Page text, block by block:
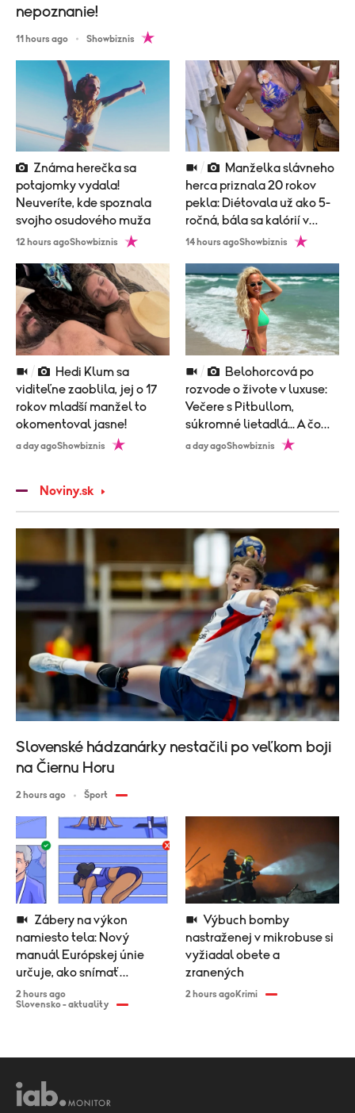
nepoznanie!
11 hours ago Showbiznis
potajomky vydala!
Neuveríte, kde spoznala
svojho osudového muža
12 hours agoShowbiznis
herca priznala 20 rokov
pekla: Diétovala už ako 5-
ročná, bála sa kalórií v
zubnej paste!
14 hours agoShowbiznis
viditeľne zaoblila, jej o 17
rokov mladší manžel to
okomentoval jasne!
a day agoShowbiznis
rozvode o živote v luxuse:
Večere s Pitbullom,
súkromné lietadlá... A čo
nová láska?
a day agoShowbiznis
Noviny.sk
namiesto tela: Nový
manuál Európskej únie
určuje, ako snímať
športovkyne
2 hours ago
Slovensko - aktuality
nastraženej v mikrobuse si
vyžiadal obete a
zranených
2 hours agoKrimi
Slovenské hádzanárky nestačili po veľkom boji
na Čiernu Horu
2 hours ago Šport